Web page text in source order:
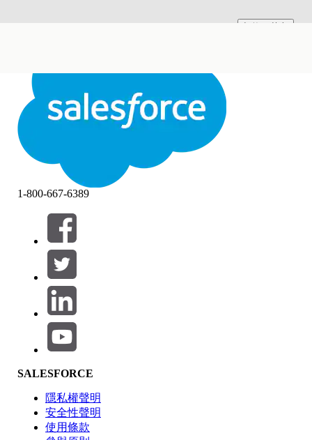
結束
篩選器 (0)
選取篩選
產品區域
功能影響
1-800-667-6389
SALESFORCE
隱私權聲明
安全性聲明
使用條款